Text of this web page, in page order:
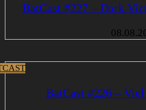
BatCast #227 – Dark
BatCast #226 –